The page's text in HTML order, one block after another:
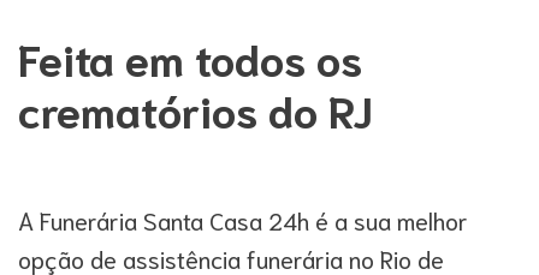
Feita em todos os
crematórios do RJ
A Funerária Santa Casa 24h é a sua melhor
opção de assistência funerária no Rio de